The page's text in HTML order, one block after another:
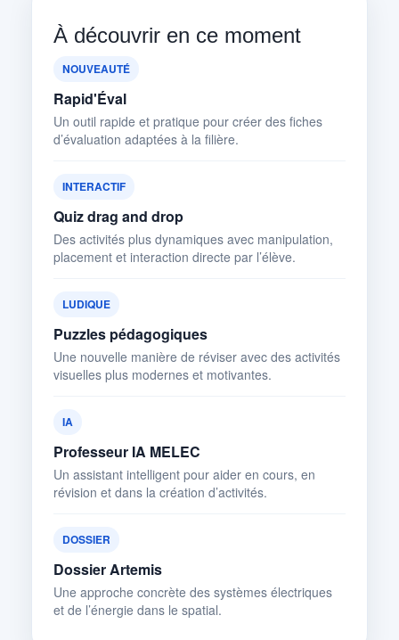
À découvrir en ce moment
NOUVEAUTÉ
Rapid'Éval
Un outil rapide et pratique pour créer des fiches
d’évaluation adaptées à la filière.
INTERACTIF
Quiz drag and drop
Des activités plus dynamiques avec manipulation,
placement et interaction directe par l’élève.
LUDIQUE
Puzzles pédagogiques
Une nouvelle manière de réviser avec des activités
visuelles plus modernes et motivantes.
IA
Professeur IA MELEC
Un assistant intelligent pour aider en cours, en
révision et dans la création d’activités.
DOSSIER
Dossier Artemis
Une approche concrète des systèmes électriques
et de l’énergie dans le spatial.